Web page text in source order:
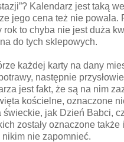
Kalendarz jest taką
jego cena też nie powala.
rok to chyba nie jest duża
do tych sklepowych.
każdej karty na dany
następnie
jest fakt, że są na nim
kościelne, oznaczone
świeckie, jak Dzień Babci,
zostały oznaczone
nie zapomnieć.